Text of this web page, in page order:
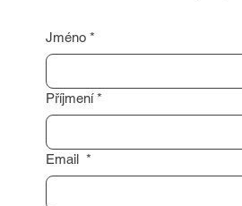
Jméno *
Příjmení *
Email *